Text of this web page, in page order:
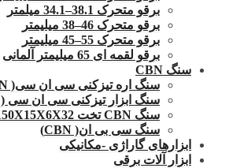
برقو متحرک 38.1–34.1 میلمتر
برقو متحرک 46–38 میلیمتر
برقو متحرک 55–45 میلیمتر
برقو لقمه ای 65 میلیمتر آلمانی
سنگ CBN
سنگ اره تیزکنی سی ان سی( CBN)
سنگ ابزار تیزکنی سی ان سی ( CNC)
سنگ CBN تخت 150X15X6X32
سنگ سی بی ان( CBN)
ابزارهای گاراژی -مکانیکی
ابزار آلات برقی